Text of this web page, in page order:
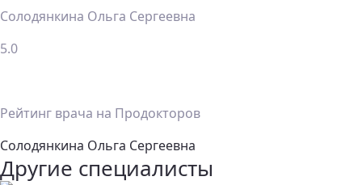
Солодянкина Ольга Сергеевна
5.0
Рейтинг врача на Продокторов
Солодянкина Ольга Сергеевна
Другие специалисты